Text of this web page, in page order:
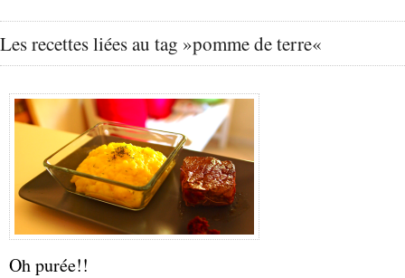
Les recettes liées au tag »pomme de terre«
Oh purée!!